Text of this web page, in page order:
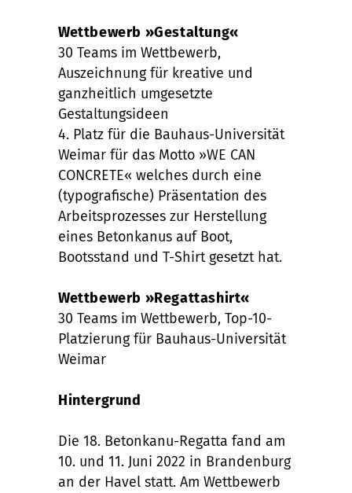
Wettbewerb »Gestaltung«
30 Teams im Wettbewerb,
Auszeichnung für kreative und
ganzheitlich umgesetzte
Gestaltungsideen
4. Platz für die Bauhaus-Universität
Weimar für das Motto »WE CAN
CONCRETE« welches durch eine
(typografische) Präsentation des
Arbeitsprozesses zur Herstellung
eines Betonkanus auf Boot,
Bootsstand und T-Shirt gesetzt hat.
Wettbewerb »Regattashirt«
30 Teams im Wettbewerb, Top-10-
Platzierung für Bauhaus-Universität
Weimar
Hintergrund
Die 18. Betonkanu-Regatta fand am
10. und 11. Juni 2022 in Brandenburg
an der Havel statt. Am Wettbewerb